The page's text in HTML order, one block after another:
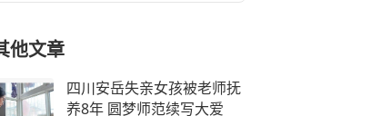
他文章
四川安岳失亲女孩被老师抚
养8年 圆梦师范续写大爱